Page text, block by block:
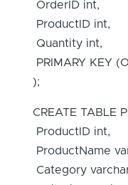
OrderID int,
ProductID int,
Quantity int,
PRIMARY KEY
);
CREATE TABLE
ProductID int,
ProductName
Category